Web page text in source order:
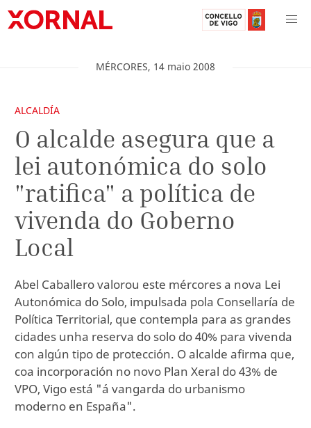
MÉRCORES, 14 maio 2008
ALCALDÍA
O alcalde asegura que a
lei autonómica do solo
"ratifica" a política de
vivenda do Goberno
Local
Abel Caballero valorou este mércores a nova Lei
Autonómica do Solo, impulsada pola Consellaría de
Política Territorial, que contempla para as grandes
cidades unha reserva do solo do 40% para vivenda
con algún tipo de protección. O alcalde afirma que,
coa incorporación no novo Plan Xeral do 43% de
VPO, Vigo está "á vangarda do urbanismo
moderno en España".